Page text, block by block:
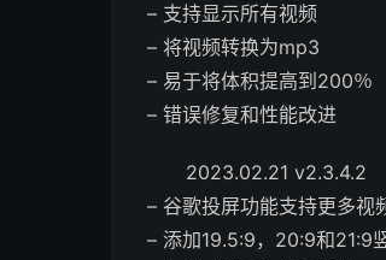
– 支持显示所有视频
– 将视频转换为mp3
– 易于将体积提高到200％
– 错误修复和性能改进
2023.02.21 v2.3.4.2
– 谷歌投屏功能支持更多视
– 添加19.5:9，20:9和21:9